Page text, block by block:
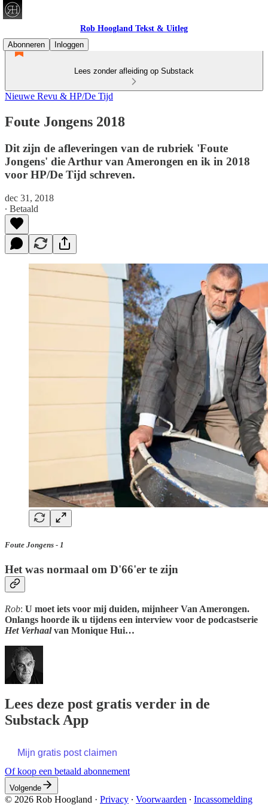
Rob Hoogland Tekst & Uitleg
Abonneren
Inloggen
Lees zonder afleiding op Substack
Nieuwe Revu & HP/De Tijd
Foute Jongens 2018
Dit zijn de afleveringen van de rubriek 'Foute
Jongens' die Arthur van Amerongen en ik in 2018
voor HP/De Tijd schreven.
dec 31, 2018
∙ Betaald
Foute Jongens - 1
Het was normaal om D'66'er te zijn
Rob: U moet iets voor mij duiden, mijnheer Van Amerongen.
Onlangs hoorde ik u tijdens een interview voor de podcastserie
Het Verhaalvan Monique Hui…
Lees deze post gratis verder in de
Substack App
Mijn gratis post claimen
Of koop een betaald abonnement
Volgende
© 2026 Rob Hoogland · Privacy ∙ Voorwaarden ∙ Incassomelding